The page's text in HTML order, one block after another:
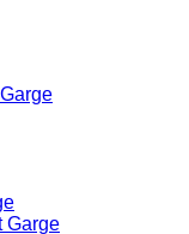
Garge